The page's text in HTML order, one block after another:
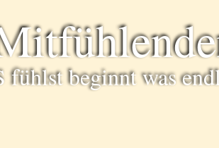
fühlst beginnt was